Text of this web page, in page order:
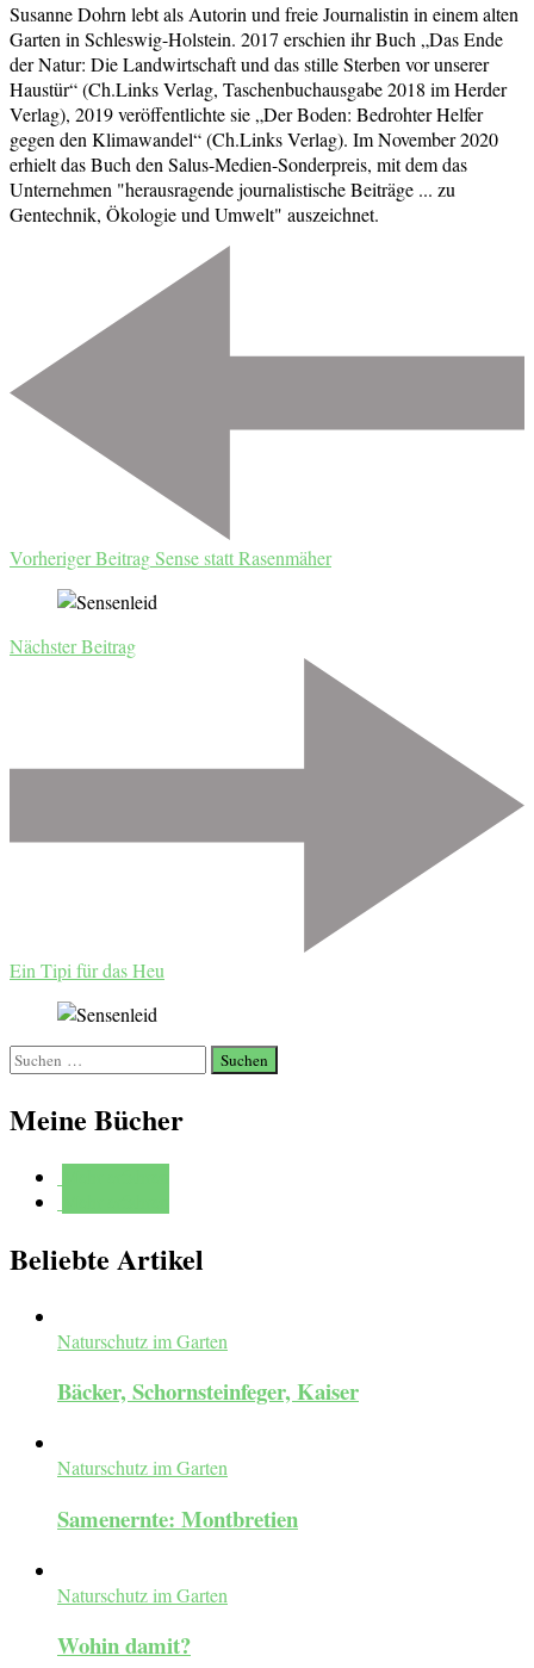
Susanne Dohrn lebt als Autorin und freie Journalistin in einem alten
Garten in Schleswig-Holstein. 2017 erschien ihr Buch „Das Ende
der Natur: Die Landwirtschaft und das stille Sterben vor unserer
Haustür“ (Ch.Links Verlag, Taschenbuchausgabe 2018 im Herder
Verlag), 2019 veröffentlichte sie „Der Boden: Bedrohter Helfer
gegen den Klimawandel“ (Ch.Links Verlag). Im November 2020
erhielt das Buch den Salus-Medien-Sonderpreis, mit dem das
Unternehmen "herausragende journalistische Beiträge ... zu
Gentechnik, Ökologie und Umwelt" auszeichnet.
Beitragsnavigation
Vorheriger BeitragSense statt Rasenmäher
Nächster Beitrag
Ein Tipi für das Heu
Suchen
nach:
Meine Bücher
Beliebte Artikel
Naturschutz im Garten
Bäcker, Schornsteinfeger, Kaiser
Naturschutz im Garten
Samenernte: Montbretien
Naturschutz im Garten
Wohin damit?